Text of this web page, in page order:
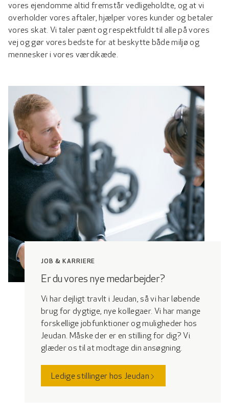
vores ejendomme altid fremstår vedligeholdte, og at vi
overholder vores aftaler, hjælper vores kunder og betaler
vores skat. Vi taler pænt og respektfuldt til alle på vores
vej og gør vores bedste for at beskytte både miljø og
mennesker i vores værdikæde.
JOB & KARRIERE
Er du vores nye medarbejder?
Vi har dejligt travlt i Jeudan, så vi har løbende
brug for dygtige, nye kollegaer. Vi har mange
forskellige jobfunktioner og muligheder hos
Jeudan. Måske der er en stilling for dig? Vi
glæder os til at modtage din ansøgning.
Ledige stillinger hos Jeudan